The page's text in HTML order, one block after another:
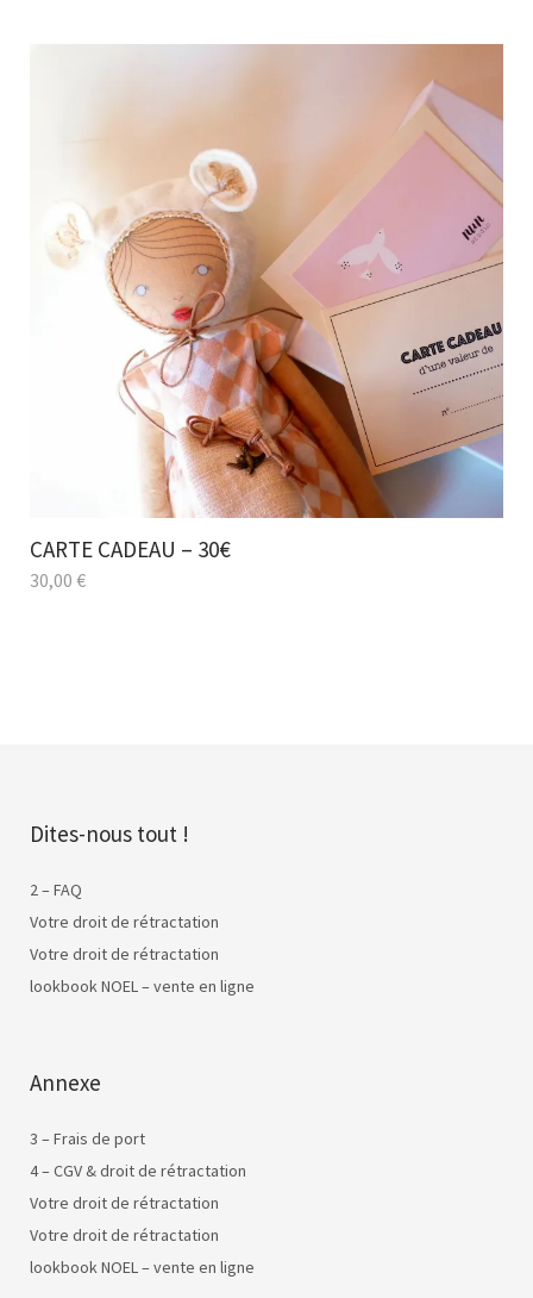
CARTE CADEAU – 30€
30,00 €
Dites-nous tout !
2 – FAQ
Votre droit de rétractation
Votre droit de rétractation
lookbook NOEL – vente en ligne
Annexe
3 – Frais de port
4 – CGV & droit de rétractation
Votre droit de rétractation
Votre droit de rétractation
lookbook NOEL – vente en ligne